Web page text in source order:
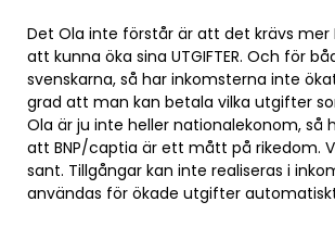
Det Ola inte förstår är att det krävs mer
att kunna öka sina UTGIFTER. Och för
svenskarna, så har inkomsterna inte
grad att man kan betala vilka utgifter
Ola är ju inte heller nationalekonom, så
att BNP/captia är ett mått på rikedom.
sant. Tillgångar kan inte realiseras i
användas för ökade utgifter